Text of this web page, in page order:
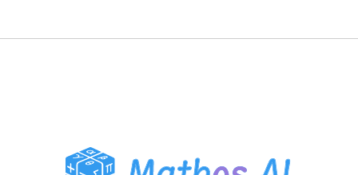
Assistente Compiti PDF